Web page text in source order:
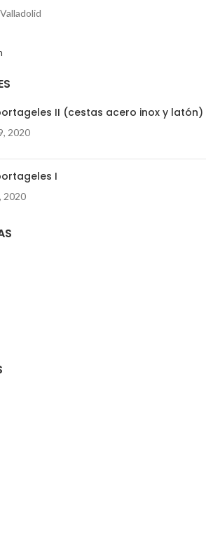
II (cestas acero inox y latón)
2020
I
2020